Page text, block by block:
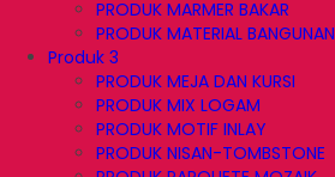
PRODUK MARMER BAKAR
PRODUK MATERIAL BANGUNAN
Produk 3
PRODUK MEJA DAN KURSI
PRODUK MIX LOGAM
PRODUK MOTIF INLAY
PRODUK NISAN-TOMBSTONE